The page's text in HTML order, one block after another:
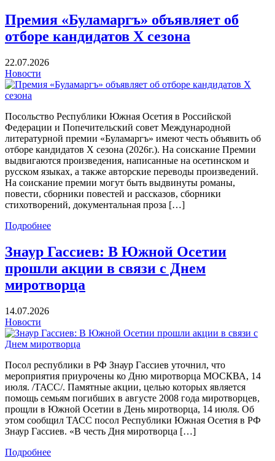
Премия «Буламаргъ» объявляет об
отборе кандидатов Х сезона
22.07.2026
Новости
Посольство Республики Южная Осетия в Российской
Федерации и Попечительский совет Международной
литературной премии «Буламаргъ» имеют честь объявить об
отборе кандидатов Х сезона (2026г.). На соискание Премии
выдвигаются произведения, написанные на осетинском и
русском языках, а также авторские переводы произведений.
На соискание премии могут быть выдвинуты романы,
повести, сборники повестей и рассказов, сборники
стихотворений, документальная проза […]
Подробнее
Знаур Гассиев: В Южной Осетии
прошли акции в связи с Днем
миротворца
14.07.2026
Новости
Посол республики в РФ Знаур Гассиев уточнил, что
мероприятия приурочены ко Дню миротворца МОСКВА, 14
июля. /ТАСС/. Памятные акции, целью которых является
помощь семьям погибших в августе 2008 года миротворцев,
прощли в Южной Осетии в День миротворца, 14 июля. Об
этом сообщил ТАСС посол Республики Южная Осетия в РФ
Знаур Гассиев. «В честь Дня миротворца […]
Подробнее